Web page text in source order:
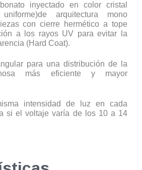
inyectado en color cristal
arquitectura mono
con cierre hermético a tope
a los rayos UV para evitar la
(Hard Coat).
para una distribución de la
más eficiente y mayor
intensidad de luz en cada
si el voltaje varía de los 10 a 14